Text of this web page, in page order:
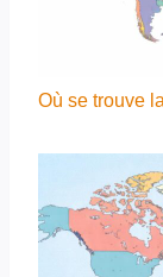
Où se trouve